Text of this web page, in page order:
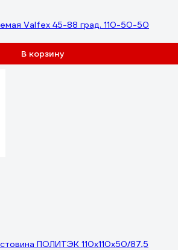
Valfex 45-88 град. 110-50-50
В корзину
ПОЛИТЭК 110x110x50/87,5